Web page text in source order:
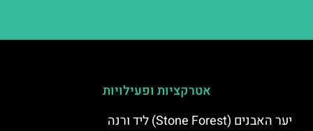
אטרקציות ופעילויות
יער האבנים (Stone Forest) ליד ורנה